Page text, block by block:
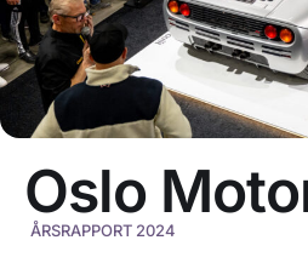
Oslo
ÅRSRAPPORT 2024